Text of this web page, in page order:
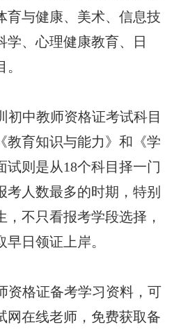
育与健康、美术、信息技
学、心理健康教育、日
初中教师资格证考试科目
教育知识与能力》和《学
试则是从18个科目择一门
考人数最多的时期，特别
，不只看报考学段选择，
日领证上岸。
资格证备考学习资料，可
网在线老师，免费获取备